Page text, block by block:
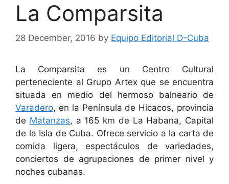
La Comparsita
28 December, 2016 by Equipo Editorial D-Cuba
La Comparsita es un Centro Cultural
perteneciente al Grupo Artex que se encuentra
situada en medio del hermoso balneario de
Varadero, en la Península de Hicacos, provincia
de Matanzas, a 165 km de La Habana, Capital
de la Isla de Cuba. Ofrece servicio a la carta de
comida ligera, espectáculos de variedades,
conciertos de agrupaciones de primer nivel y
noches cubanas.